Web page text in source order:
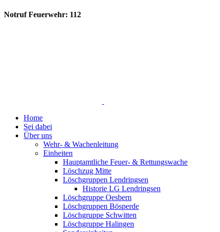
Notruf Feuerwehr: 112
Home
Sei dabei
Über uns
Wehr- & Wachenleitung
Einheiten
Hauptamtliche Feuer- & Rettungswache
Löschzug Mitte
Löschgruppen Lendringsen
Historie LG Lendringsen
Löschgruppe Oesbern
Löschgruppen Bösperde
Löschgruppe Schwitten
Löschgruppe Halingen